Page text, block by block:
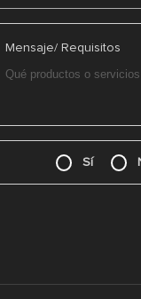
Mensaje/ Requisitos
Sí